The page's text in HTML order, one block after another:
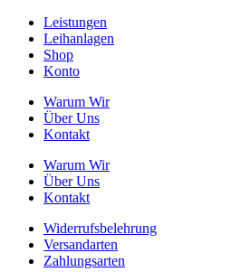
Leistungen
Leihanlagen
Shop
Konto
Warum Wir
Über Uns
Kontakt
Warum Wir
Über Uns
Kontakt
Widerrufsbelehrung
Versandarten
Zahlungsarten